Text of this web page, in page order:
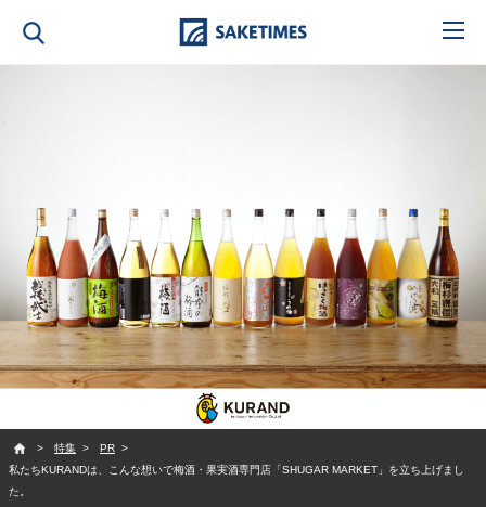
特集
PR
私たちKURANDは、こんな想いで梅酒・果実酒専門店「SHUGAR MARKET」を立ち上げまし
た。